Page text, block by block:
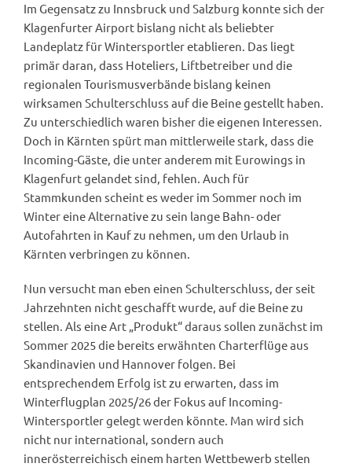
Im Gegensatz zu Innsbruck und Salzburg konnte sich der
Klagenfurter Airport bislang nicht als beliebter
Landeplatz für Wintersportler etablieren. Das liegt
primär daran, dass Hoteliers, Liftbetreiber und die
regionalen Tourismusverbände bislang keinen
wirksamen Schulterschluss auf die Beine gestellt haben.
Zu unterschiedlich waren bisher die eigenen Interessen.
Doch in Kärnten spürt man mittlerweile stark, dass die
Incoming-Gäste, die unter anderem mit Eurowings in
Klagenfurt gelandet sind, fehlen. Auch für
Stammkunden scheint es weder im Sommer noch im
Winter eine Alternative zu sein lange Bahn- oder
Autofahrten in Kauf zu nehmen, um den Urlaub in
Kärnten verbringen zu können.
Nun versucht man eben einen Schulterschluss, der seit
Jahrzehnten nicht geschafft wurde, auf die Beine zu
stellen. Als eine Art „Produkt“ daraus sollen zunächst im
Sommer 2025 die bereits erwähnten Charterflüge aus
Skandinavien und Hannover folgen. Bei
entsprechendem Erfolg ist zu erwarten, dass im
Winterflugplan 2025/26 der Fokus auf Incoming-
Wintersportler gelegt werden könnte. Man wird sich
nicht nur international, sondern auch
innerösterreichisch einem harten Wettbewerb stellen